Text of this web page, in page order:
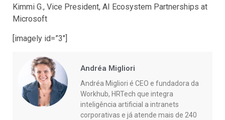
Kimmi G., Vice President, AI Ecosystem Partnerships at
Microsoft
[imagely id=”3″]
Andréa Migliori
Andréa Migliori é CEO e fundadora da
Workhub, HRTech que integra
inteligência artificial a intranets
corporativas e já atende mais de 240